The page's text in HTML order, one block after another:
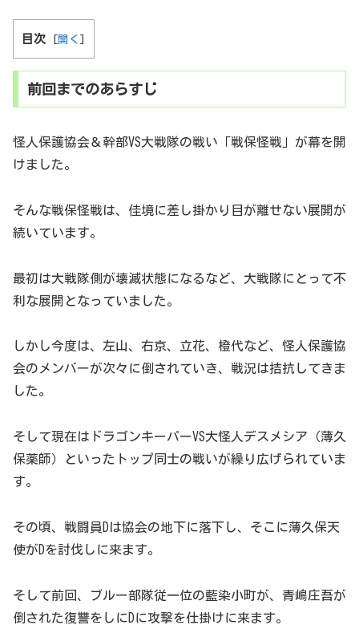
目次 開く
前回までのあらすじ
怪人保護協会＆幹部VS大戦隊の戦い「戦保怪戦」が幕を開
けました。
そんな戦保怪戦は、佳境に差し掛かり目が離せない展開が
続いています。
最初は大戦隊側が壊滅状態になるなど、大戦隊にとって不
利な展開となっていました。
しかし今度は、左山、右京、立花、橙代など、怪人保護協
会のメンバーが次々に倒されていき、戦況は拮抗してきま
した。
そして現在はドラゴンキーパーVS大怪人デスメシア（薄久
保薬師）といったトップ同士の戦いが繰り広げられていま
す。
その頃、戦闘員Dは協会の地下に落下し、そこに薄久保天
使がDを討伐しに来ます。
そして前回、ブルー部隊従一位の藍染小町が、青嶋庄吾が
倒された復讐をしにDに攻撃を仕掛けに来ます。